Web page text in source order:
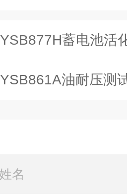
YSB877H蓄电池活
YSB861A油耐压测